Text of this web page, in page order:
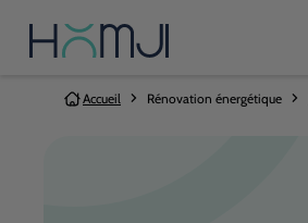
Vous êtes ici:
Accueil Rénovation énergétique